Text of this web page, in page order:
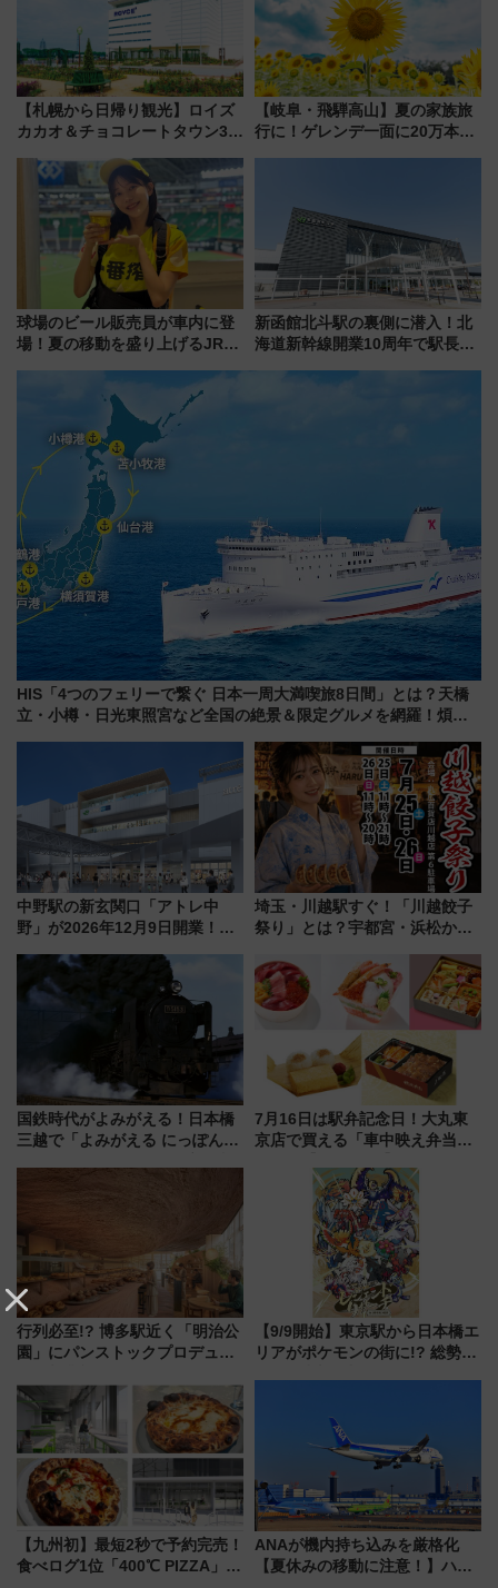
【札幌から日帰り観光】ロイズ
カカオ＆チョコレートタウン3周
詰め放題を開催、ロイズタウン
駅からのアクセスも
【岐阜・飛騨高山】夏の家族旅
行に！ゲレンデ一面に20万本の
球場のビール販売員が車内に登
場！夏の移動を盛り上げるJR九
月7日限定 ソフトバンクホーク
新函館北斗駅の裏側に潜入！北
海道新幹線開業10周年で駅長
ト 参加方法や体験内容を紹介
HIS「4つのフェリーで繋ぐ 日本一周大満喫旅8日間」とは？天橋
立・小樽・日光東照宮など全国の絶景＆限定グルメを網羅！煩雑
中野駅の新玄関口「アトレ中
野」が2026年12月9日開業！新
注目スポット
埼玉・川越駅すぐ！「川越餃子
祭り」とは？宇都宮・浜松から
を食べ比べ【7月25日・26日開
催】
国鉄時代がよみがえる！日本橋
三越で「よみがえる にっぽんの
7月16日は駅弁記念日！大丸東
京店で買える「車中映え弁当」
行列必至!? 博多駅近く「明治公
園」にパンストックプロデュー
オープン 秋からはビストロ営業
も！
【9/9開始】東京駅から日本橋エ
リアがポケモンの街に!? 総勢
情報まとめ
【九州初】最短2秒で予約完売！
食べログ1位「400℃ PIZZA」が
ANAが機内持ち込みを厳格化
【夏休みの移動に注意！】ハン